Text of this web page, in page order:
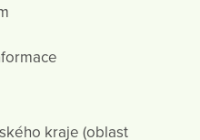
kraje (oblast